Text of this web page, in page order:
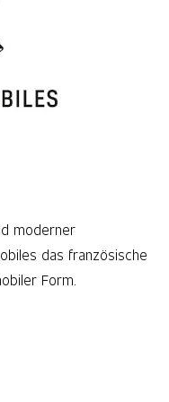
moderner
das französische
Form.